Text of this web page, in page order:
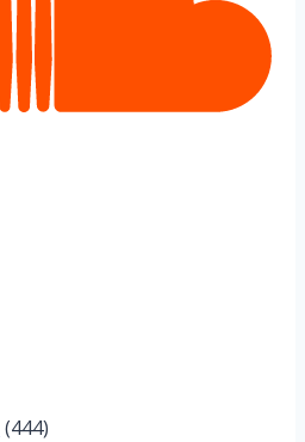
(444)